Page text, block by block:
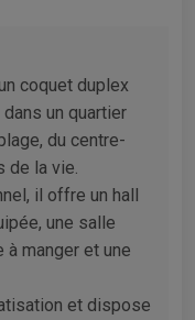
coquet duplex
un quartier
du centre-
la vie.
il offre un hall
une salle
à manger et une
et dispose